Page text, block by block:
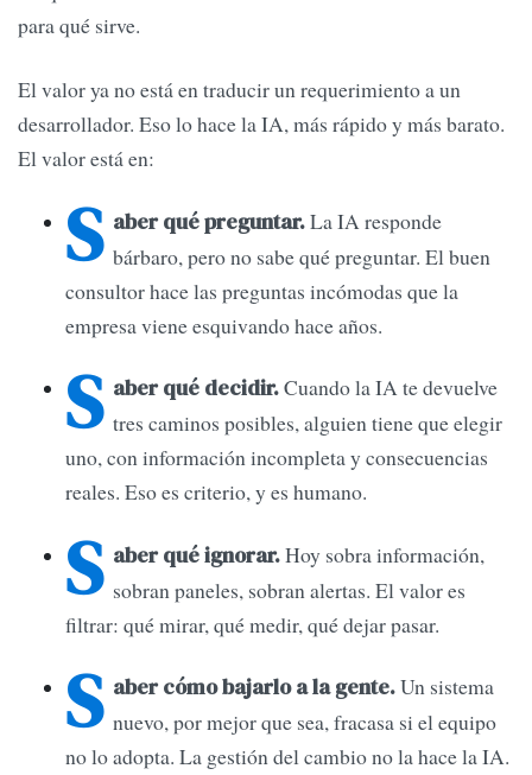
para qué sirve.
El valor ya no está en traducir un requerimiento a un
desarrollador. Eso lo hace la IA, más rápido y más barato.
El valor está en:
S aber qué preguntar.La IA responde
bárbaro, pero no sabe qué preguntar. El buen
consultor hace las preguntas incómodas que la
empresa viene esquivando hace años.
S aber qué decidir.Cuando la IA te devuelve
tres caminos posibles, alguien tiene que elegir
uno, con información incompleta y consecuencias
reales. Eso es criterio, y es humano.
S aber qué ignorar.Hoy sobra información,
sobran paneles, sobran alertas. El valor es
filtrar: qué mirar, qué medir, qué dejar pasar.
S aber cómo bajarlo a la gente.Un sistema
nuevo, por mejor que sea, fracasa si el equipo
no lo adopta. La gestión del cambio no la hace la IA.